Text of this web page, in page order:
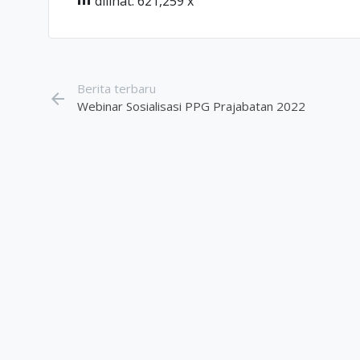
arrow_back
Berita terbaru
Webinar Sosialisasi PPG Prajabatan 2022